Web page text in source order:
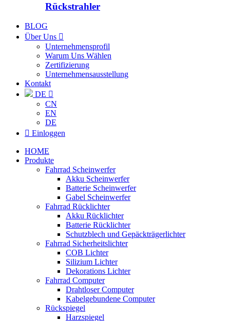
Rückstrahler
BLOG
Über Uns 
Unternehmensprofil
Warum Uns Wählen
Zertifizierung
Unternehmensausstellung
Kontakt
DE 
CN
EN
DE
 Einloggen
HOME
Produkte
Fahrrad Scheinwerfer
Akku Scheinwerfer
Batterie Scheinwerfer
Gabel Scheinwerfer
Fahrrad Rücklichter
Akku Rücklichter
Batterie Rücklichter
Schutzblech und Gepäckträgerlichter
Fahrrad Sicherheitslichter
COB Lichter
Silizium Lichter
Dekorations Lichter
Fahrrad Computer
Drahtloser Computer
Kabelgebundene Computer
Rückspiegel
Harzspiegel